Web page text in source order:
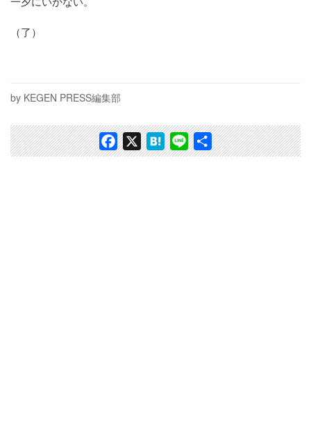
（了）
by KEGEN PRESS編集部
Facebook
X Hatena
Line 共
有